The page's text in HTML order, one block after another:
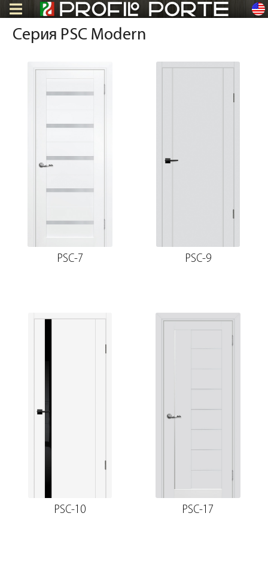
en
Серия PSC Modern
PSC-7 PSC-9
PSC-10 PSC-17